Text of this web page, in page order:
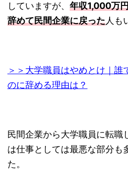
していますが、 年収1,000万
辞めて民間企業に戻った人も
＞＞大学職員はやめとけ｜誰
のに辞める理由は？
民間企業から大学職員に転職
は仕事としては最悪な部分も
た。